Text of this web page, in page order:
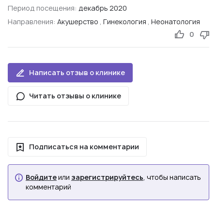
Период посещения: декабрь 2020
Направления: Акушерство , Гинекология , Неонатология
0
Написать отзыв о клинике
Читать отзывы о клинике
Подписаться на комментарии
Войдитеили зарегистрируйтесь, чтобы написать
комментарий